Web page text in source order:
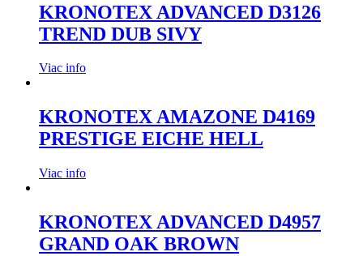
KRONOTEX ADVANCED D3126
TREND DUB SIVY
Viac info
KRONOTEX AMAZONE D4169
PRESTIGE EICHE HELL
Viac info
KRONOTEX ADVANCED D4957
GRAND OAK BROWN